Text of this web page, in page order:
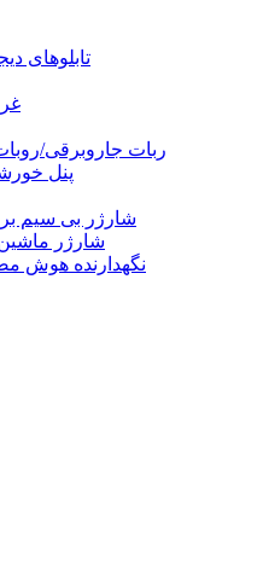
تابلوهای
ربات جاروبرقی/
پنل
شارژر بی سیم
شارژر
نگهدارنده هوش